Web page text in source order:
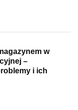
w
–
i ich